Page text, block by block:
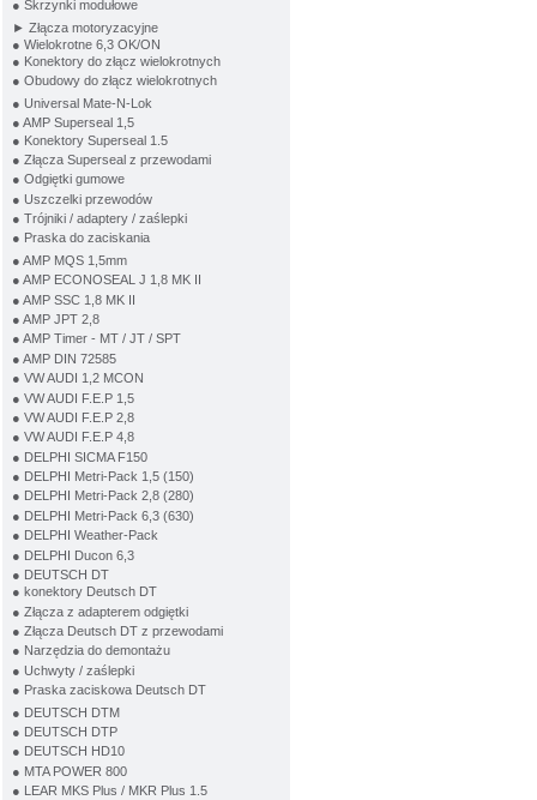
● Skrzynki modułowe
► Złącza motoryzacyjne
● Wielokrotne 6,3 OK/ON
● Konektory do złącz wielokrotnych
● Obudowy do złącz wielokrotnych
● Universal Mate-N-Lok
● AMP Superseal 1,5
● Konektory Superseal 1.5
● Złącza Superseal z przewodami
● Odgiętki gumowe
● Uszczelki przewodów
● Trójniki / adaptery / zaślepki
● Praska do zaciskania
● AMP MQS 1,5mm
● AMP ECONOSEAL J 1,8 MK II
● AMP SSC 1,8 MK II
● AMP JPT 2,8
● AMP Timer - MT / JT / SPT
● AMP DIN 72585
● VW AUDI 1,2 MCON
● VW AUDI F.E.P 1,5
● VW AUDI F.E.P 2,8
● VW AUDI F.E.P 4,8
● DELPHI SICMA F150
● DELPHI Metri-Pack 1,5 (150)
● DELPHI Metri-Pack 2,8 (280)
● DELPHI Metri-Pack 6,3 (630)
● DELPHI Weather-Pack
● DELPHI Ducon 6,3
● DEUTSCH DT
● konektory Deutsch DT
● Złącza z adapterem odgiętki
● Złącza Deutsch DT z przewodami
● Narzędzia do demontażu
● Uchwyty / zaślepki
● Praska zaciskowa Deutsch DT
● DEUTSCH DTM
● DEUTSCH DTP
● DEUTSCH HD10
● MTA POWER 800
● LEAR MKS Plus / MKR Plus 1.5